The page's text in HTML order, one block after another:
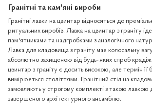
Гранітні та кам'яні вироби
Гранітні лавки на цвинтар відносяться до
ритуальних виробів. Лавка на цвинтар з граніту
пам'ятниками та надгробками з аналогічного
Лавка для кладовища з граніту має колосальну
абсолютно захищеною від будь-яких спроб
цвинтар з граніту є досить високою, але термін її
вимірюється століттями. Гранітний стіл на
замовляють у строгому комплекті з такою лавкою
завершеного архітектурного ансамблю.